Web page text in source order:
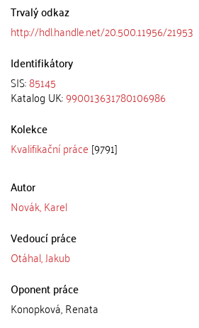
Trvalý odkaz
http://hdl.handle.net/20.500.11956/21953
Identifikátory
SIS:85145
Katalog UK:990013631780106986
Kolekce
Kvalifikační práce [9791]
Autor
Novák, Karel
Vedoucí práce
Otáhal, Jakub
Oponent práce
Konopková, Renata